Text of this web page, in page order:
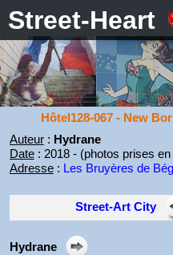
Street-Heart
Hôtel128-067 - New
Auteur: Hydrane
Date: 2018 - (photos prises en
Adresse: Les Bruyères de
Street-Art City
Hydrane